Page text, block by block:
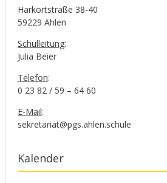
Harkortstraße 38-40
59229 Ahlen
Schulleitung:
Julia Beier
Telefon:
0 23 82 / 59 – 64 60
E-Mail:
sekretariat@pgs.ahlen.schule
Kalender